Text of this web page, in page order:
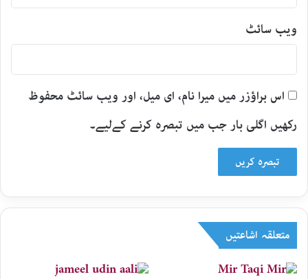
ویب‌ سائٹ
اس براؤزر میں میرا نام، ای میل، اور ویب سائٹ محفوظ
رکھیں اگلی بار جب میں تبصرہ کرنے کےلیے۔
متعلقہ اشاعتیں